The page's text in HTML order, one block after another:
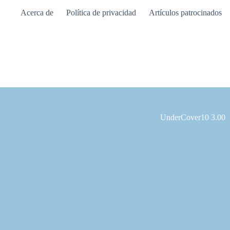
Acerca de Política de privacidad Artículos patrocinados
UnderCover10 3.00